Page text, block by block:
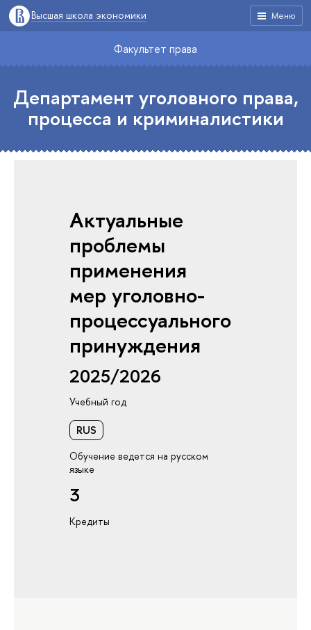
Меню
Высшая школа экономики
Факультет права
Департамент уголовного права,
процесса и криминалистики
Актуальные
проблемы
применения
мер уголовно-
процессуального
принуждения
2025/2026
Учебный год
RUS
Обучение ведется на русском
языке
3
Кредиты